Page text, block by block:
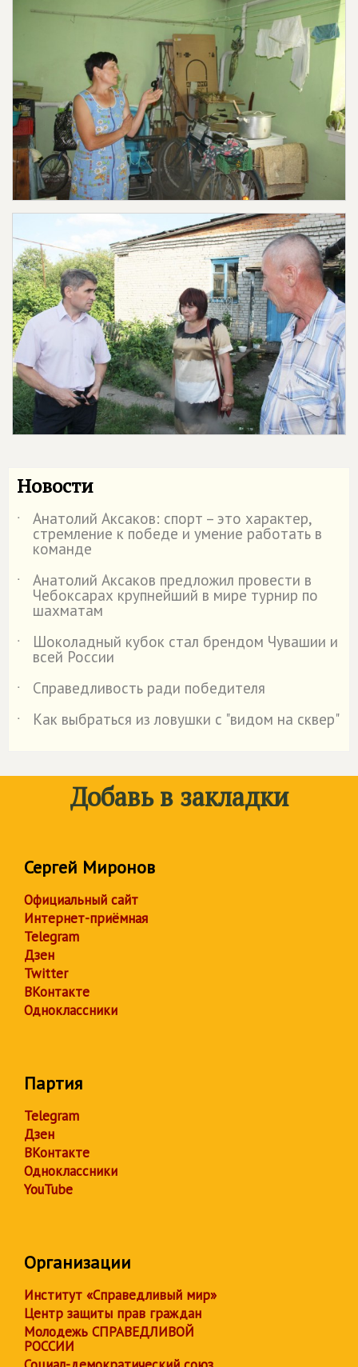
Новости
˙ Анатолий Аксаков: спорт – это характер,
стремление к победе и умение работать в
команде
˙
Анатолий Аксаков предложил провести в
Чебоксарах крупнейший в мире турнир по
шахматам
˙
Шоколадный кубок стал брендом Чувашии и
всей России
˙
Справедливость ради победителя
˙
Как выбраться из ловушки с "видом на сквер"
Добавь в закладки
Сергей Миронов
Официальный сайт
Интернет-приёмная
Telegram
Дзен
Twitter
ВКонтакте
Одноклассники
Партия
Telegram
Дзен
ВКонтакте
Одноклассники
YouTube
Организации
Институт «Справедливый мир»
Центр защиты прав граждан
Молодежь СПРАВЕДЛИВОЙ
РОССИИ